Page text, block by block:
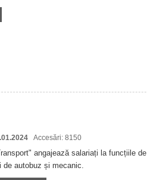
Accesări: 8150
angajează salariați la funcțiile de
de autobuz și mecanic.